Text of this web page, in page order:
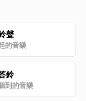
聲
的音樂
鈴
到的音樂